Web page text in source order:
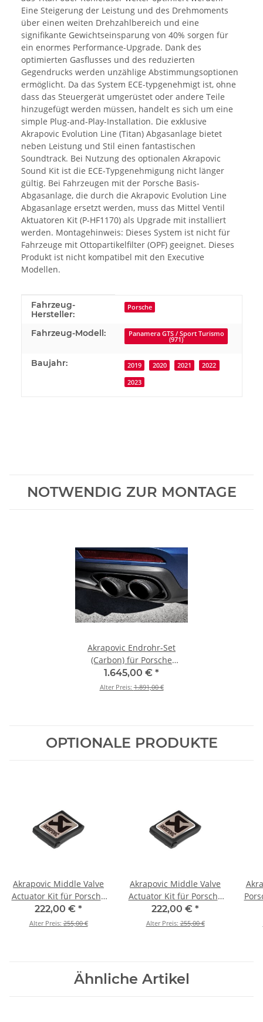
Eine Steigerung der Leistung und des Drehmoments
über einen weiten Drehzahlbereich und eine
signifikante Gewichtseinsparung von 40% sorgen für
ein enormes Performance-Upgrade. Dank des
optimierten Gasflusses und des reduzierten
Gegendrucks werden unzählige Abstimmungsoptionen
ermöglicht. Da das System ECE-typgenehmigt ist, ohne
dass das Steuergerät umgerüstet oder andere Teile
hinzugefügt werden müssen, handelt es sich um eine
simple Plug-and-Play-Installation. Die exklusive
Akrapovic Evolution Line (Titan) Abgasanlage bietet
neben Leistung und Stil einen fantastischen
Soundtrack. Bei Nutzung des optionalen Akrapovic
Sound Kit ist die ECE-Typgenehmigung nicht länger
gültig. Bei Fahrzeugen mit der Porsche Basis-
Abgasanlage, die durch die Akrapovic Evolution Line
Abgasanlage ersetzt werden, muss das Mittel Ventil
Aktuatoren Kit (P-HF1170) als Upgrade mit installiert
werden. Montagehinweis: Dieses System ist nicht für
Fahrzeuge mit Ottopartikelfilter (OPF) geeignet. Dieses
Produkt ist nicht kompatibel mit den Executive
Modellen.
Produkteigenschaft
Wert
Fahrzeug-
Hersteller:
Porsche
Fahrzeug-Modell: Panamera GTS / Sport Turismo
(971)
Baujahr: 2019 2020 2021 2022
2023
NOTWENDIG ZUR MONTAGE
Akrapovic Endrohr-Set
(Carbon) für Porsche
Panamera GTS / Sport
Turismo (971) BJ 2019 > 2023
1.645,00 € *
Alter Preis:1.891,00 €
OPTIONALE PRODUKTE
Akrapovic Middle Valve
Actuator Kit für Porsche
Panamera GTS / Sport
Turismo (971) BJ 2019 >
222,00 € *
Alter Preis:255,00 €
Akrapovic Middle Valve
Actuator Kit für Porsche
Panamera Turbo / Sport
Turismo (971) BJ 2017 >
222,00 € *
Alter Preis:255,00 €
Ähnliche Artikel